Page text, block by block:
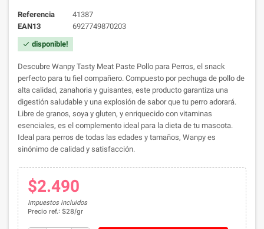
Referencia
41387
EAN13
6927749870203
check disponible!
Descubre Wanpy Tasty Meat Paste Pollo para Perros, el snack
perfecto para tu fiel compañero. Compuesto por pechuga de pollo de
alta calidad, zanahoria y guisantes, este producto garantiza una
digestión saludable y una explosión de sabor que tu perro adorará.
Libre de granos, soya y gluten, y enriquecido con vitaminas
esenciales, es el complemento ideal para la dieta de tu mascota.
Ideal para perros de todas las edades y tamaños, Wanpy es
sinónimo de calidad y satisfacción.
$2.490
Impuestos incluidos
Precio ref.: $28/gr